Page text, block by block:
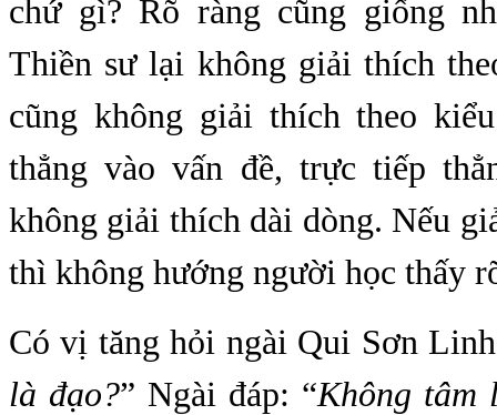
chứ gì? Rõ ràng cũng giống
Thiền sư lại không giải thích
cũng không giải thích theo
thẳng vào vấn đề, trực tiếp
không giải thích dài dòng. Nếu
thì không hướng người học thấy
Có vị tăng hỏi ngài Qui Sơn
là đạo?” Ngài đáp: “Không tâm